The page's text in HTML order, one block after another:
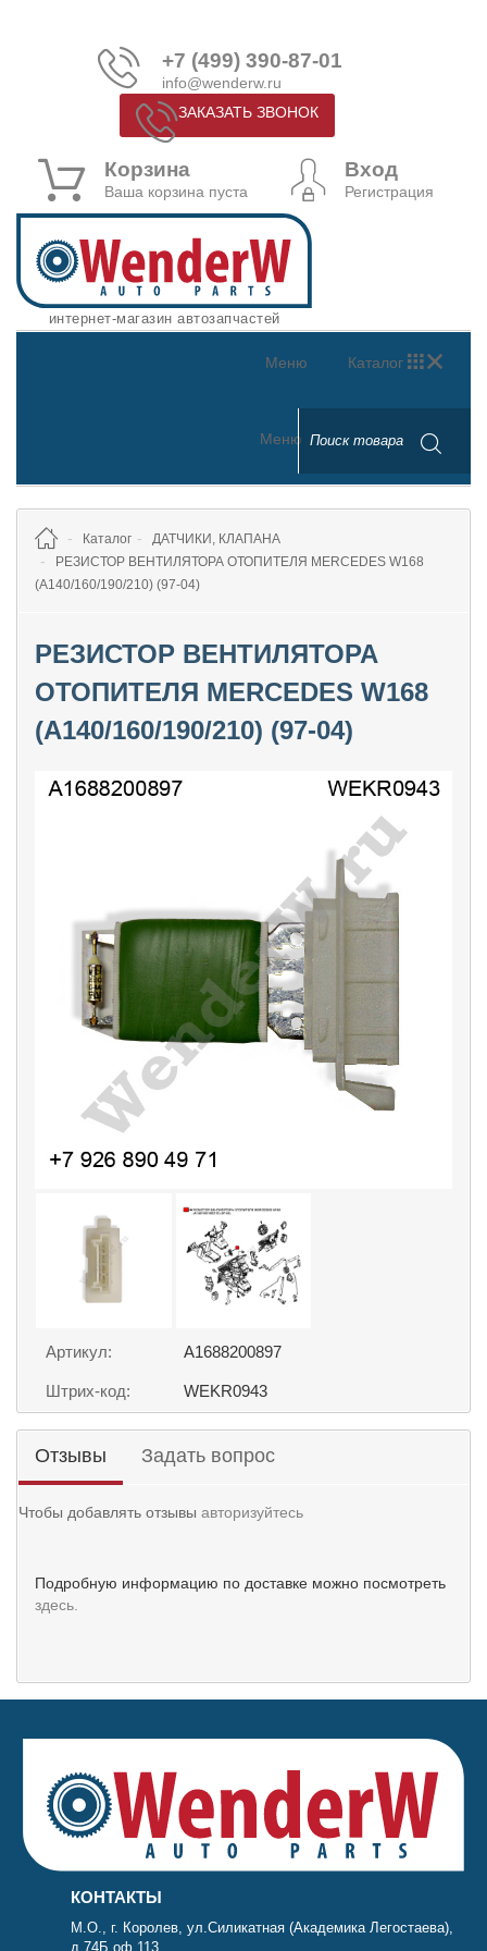
+7 (499) 390-87-01
info@wenderw.ru
ЗАКАЗАТЬ ЗВОНОК
Корзина
Ваша корзина пуста
Вход
Регистрация
интернет-магазин автозапчастей
Каталог
Меню
Меню
Каталог
ДАТЧИКИ, КЛАПАНА
РЕЗИСТОР ВЕНТИЛЯТОРА ОТОПИТЕЛЯ MERCEDES W168
(A140/160/190/210) (97-04)
РЕЗИСТОР ВЕНТИЛЯТОРА
ОТОПИТЕЛЯ MERCEDES W168
(A140/160/190/210) (97-04)
Артикул: A1688200897
Штрих-код: WEKR0943
Отзывы Задать вопрос
Чтобы добавлять отзывы авторизуйтесь
Подробную информацию по доставке можно посмотреть
здесь.
КОНТАКТЫ
М.О., г. Королев, ул.Силикатная (Академика Легостаева),
д.74Б оф.113